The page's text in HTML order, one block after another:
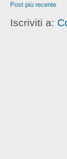
Post più recente
Iscriviti a: